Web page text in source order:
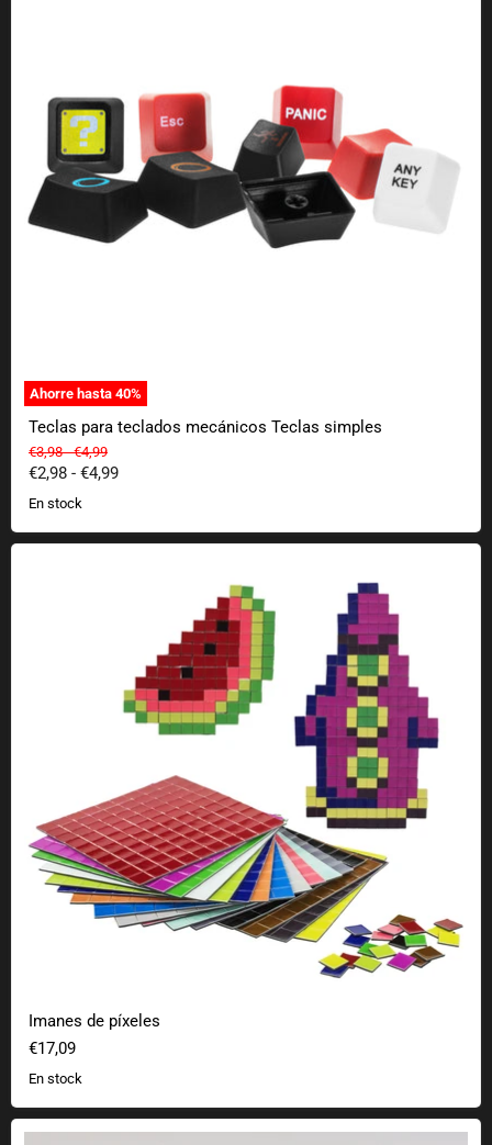
Ahorre hasta 40%
Teclas para teclados mecánicos Teclas simples
Precio original
€3,98-Precio original
€4,99
€2,98 - €4,99
En stock
Imanes de píxeles
€17,09
En stock